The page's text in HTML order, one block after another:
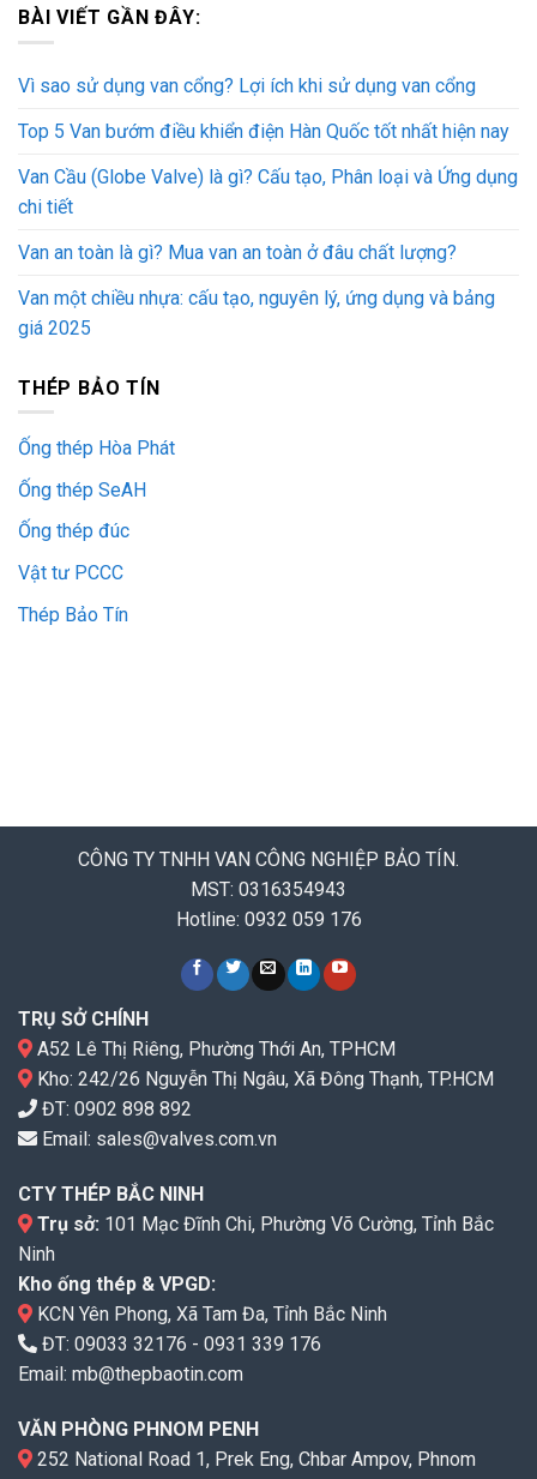
BÀI VIẾT GẦN ĐÂY:
Vì sao sử dụng van cổng? Lợi ích khi sử dụng van cổng
Top 5 Van bướm điều khiển điện Hàn Quốc tốt nhất hiện nay
Van Cầu (Globe Valve) là gì? Cấu tạo, Phân loại và Ứng dụng
chi tiết
Van an toàn là gì? Mua van an toàn ở đâu chất lượng?
Van một chiều nhựa: cấu tạo, nguyên lý, ứng dụng và bảng
giá 2025
THÉP BẢO TÍN
Ống thép Hòa Phát
Ống thép SeAH
Ống thép đúc
Vật tư PCCC
Thép Bảo Tín
CÔNG TY TNHH VAN CÔNG NGHIỆP BẢO TÍN.
MST: 0316354943
Hotline: 0932 059 176
TRỤ SỞ CHÍNH
A52 Lê Thị Riêng, Phường Thới An, TPHCM
Kho: 242/26 Nguyễn Thị Ngâu, Xã Đông Thạnh, TP.HCM
ĐT: 0902 898 892
Email: sales@valves.com.vn
CTY THÉP BẮC NINH
Trụ sở: 101 Mạc Đĩnh Chi, Phường Võ Cường, Tỉnh Bắc
Ninh
Kho ống thép & VPGD:
KCN Yên Phong, Xã Tam Đa, Tỉnh Bắc Ninh
ĐT: 09033 32176 - 0931 339 176
Email: mb@thepbaotin.com
VĂN PHÒNG PHNOM PENH
252 National Road 1, Prek Eng, Chbar Ampov, Phnom